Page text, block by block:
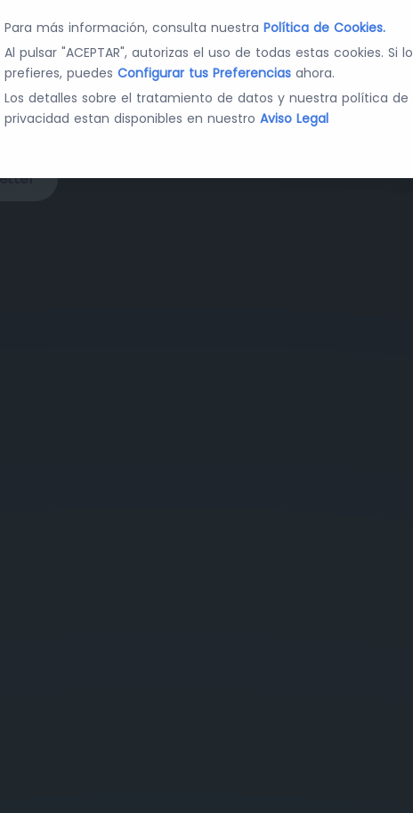
últimas novedades legales en
pueden repercutir en tus
Para más información, consulta nuestra Política de Cookies.
Al pulsar "ACEPTAR", autorizas el uso de todas estas cookies. Si lo
prefieres, puedes Configurar tus Preferencias ahora.
Los detalles sobre el tratamiento de datos y nuestra política de
privacidad estan disponibles en nuestro Aviso Legal